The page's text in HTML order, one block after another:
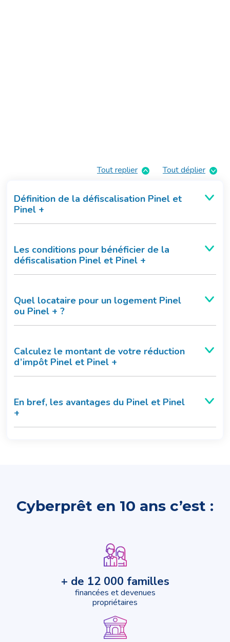
Tout déplier
Tout replier
Définition de la défiscalisation Pinel et
Pinel +
Les conditions pour bénéficier de la
défiscalisation Pinel et Pinel +
Quel locataire pour un logement Pinel
ou Pinel + ?
Calculez le montant de votre réduction
d’impôt Pinel et Pinel +
En bref, les avantages du Pinel et Pinel
+
Cyberprêt en 10 ans c’est :
+ de 12 000 familles
financées et devenues
propriétaires